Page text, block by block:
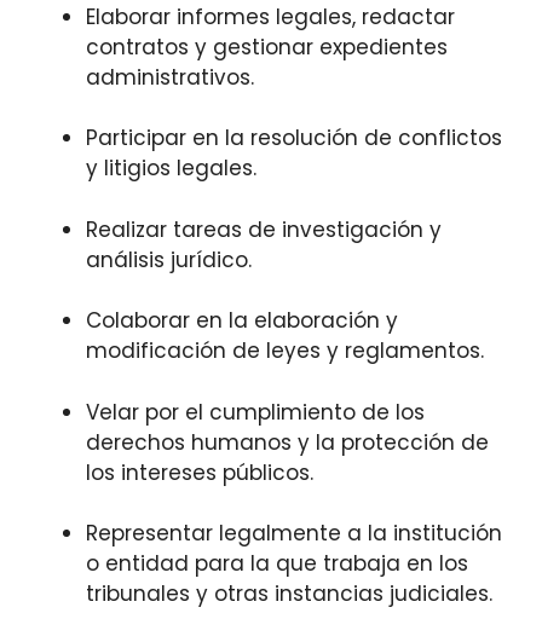
Elaborar informes legales, redactar
contratos y gestionar expedientes
administrativos.
Participar en la resolución de conflictos
y litigios legales.
Realizar tareas de investigación y
análisis jurídico.
Colaborar en la elaboración y
modificación de leyes y reglamentos.
Velar por el cumplimiento de los
derechos humanos y la protección de
los intereses públicos.
Representar legalmente a la institución
o entidad para la que trabaja en los
tribunales y otras instancias judiciales.